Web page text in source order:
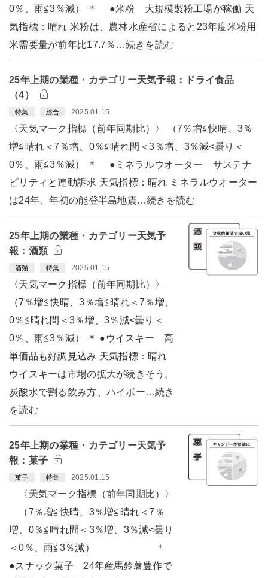
0％、雨≦3％減） ＊ ●米粉 大規模製粉工場が稼働 天
気指標：晴れ 米粉は、農林水産省によると23年度米粉用
米需要量が前年比17.7％…続きを読む
25年上期の業種・カテゴリー天気予報：ドライ食品
（4）
特集 総合 2025.01.15
〈天気マーク指標（前年同期比）〉 （7％増≦快晴、3％
増≦晴れ＜7％増、0％≦晴れ間＜3％増、3％減<曇り＜
0％、雨≦3％減） ＊ ●ミネラルウオーター サステナ
ビリティと連動訴求 天気指標：晴れ ミネラルウオーター
は24年、年初の能登半島地震…続きを読む
25年上期の業種・カテゴリー天気予
報：酒類
酒類 特集 2025.01.15
〈天気マーク指標（前年同期比）〉
（7％増≦快晴、3％増≦晴れ＜7％増、
0％≦晴れ間＜3％増、3％減<曇り＜
0％、雨≦3％減） ＊ ●ウイスキー 高
単価品も好調見込み 天気指標：晴れ
ウイスキーは市場の拡大が続きそう。
炭酸水で割る飲み方、ハイボー…続き
を読む
25年上期の業種・カテゴリー天気予
報：菓子
菓子 特集 2025.01.15
〈天気マーク指標（前年同期比）〉
（7％増≦快晴、3％増≦晴れ＜7％
増、0％≦晴れ間＜3％増、3％減<曇り
＜0％、雨≦3％減） ＊
●スナック菓子 24年産馬鈴薯豊作で